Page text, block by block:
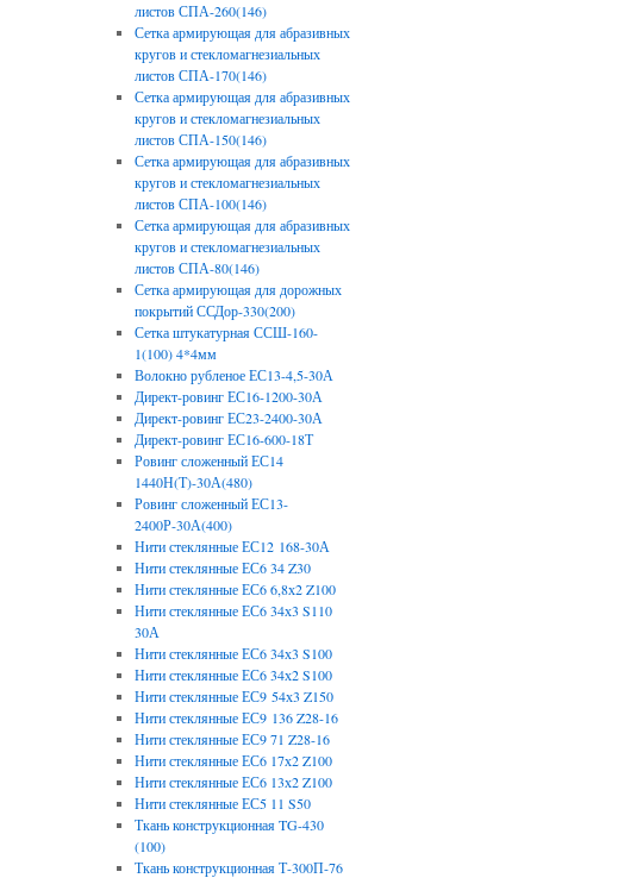
листов СПА-260(146)
Сетка армирующая для абразивных
кругов и стекломагнезиальных
листов СПА-170(146)
Сетка армирующая для абразивных
кругов и стекломагнезиальных
листов СПА-150(146)
Сетка армирующая для абразивных
кругов и стекломагнезиальных
листов СПА-100(146)
Сетка армирующая для абразивных
кругов и стекломагнезиальных
листов СПА-80(146)
Сетка армирующая для дорожных
покрытий ССДор-330(200)
Сетка штукатурная ССШ-160-
1(100) 4*4мм
Волокно рубленое ЕС13-4,5-30А
Директ-ровинг ЕС16-1200-30А
Директ-ровинг ЕС23-2400-30А
Директ-ровинг ЕС16-600-18Т
Ровинг сложенный ЕС14
1440Н(Т)-30А(480)
Ровинг сложенный ЕС13-
2400Р-30А(400)
Нити стеклянные ЕС12 168-30А
Нити стеклянные ЕС6 34 Z30
Нити стеклянные ЕС6 6,8х2 Z100
Нити стеклянные ЕС6 34х3 S110
30А
Нити стеклянные ЕС6 34х3 S100
Нити стеклянные ЕС6 34х2 S100
Нити стеклянные ЕС9 54х3 Z150
Нити стеклянные ЕС9 136 Z28-16
Нити стеклянные ЕС9 71 Z28-16
Нити стеклянные ЕС6 17х2 Z100
Нити стеклянные ЕС6 13х2 Z100
Нити стеклянные ЕС5 11 S50
Ткань конструкционная TG-430
(100)
Ткань конструкционная Т-300П-76